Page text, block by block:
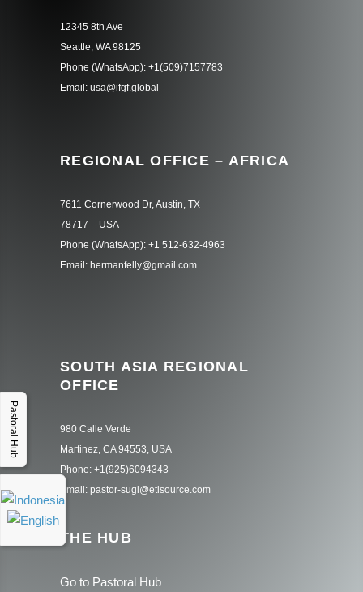
Pastoral Hub
12345 8th Ave
Seattle, WA 98125
Phone (WhatsApp): +1(509)7157783
Email: usa@ifgf.global
REGIONAL OFFICE – AFRICA
7611 Cornerwood Dr, Austin, TX
78717 – USA
Phone (WhatsApp): +1 512-632-4963
Email: hermanfelly@gmail.com
SOUTH ASIA REGIONAL
OFFICE
980 Calle Verde
Martinez, CA 94553, USA
Phone: +1(925)6094343
Email: pastor-sugi@etisource.com
THE HUB
Go to Pastoral Hub